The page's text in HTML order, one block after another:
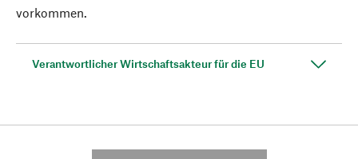
vorkommen.
Verantwortlicher Wirtschaftsakteur für die EU